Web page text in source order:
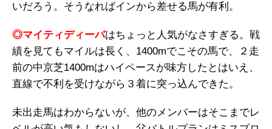
いだろう。そうなればインから差せる馬が有利。
◎マイティディーバはちょっと人気がなさすぎる。戦
績を見てもマイルは長く、1400mでこその馬で、２走
前の中京芝1400mはハイペースが味方したとはいえ、
直線で不利を受けながら３着に突っ込んできた。
未出走馬はわからないが、他のメンバーはそこまでレ